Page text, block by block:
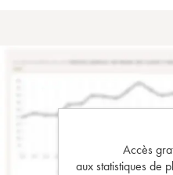
Accès
aux statistiques de